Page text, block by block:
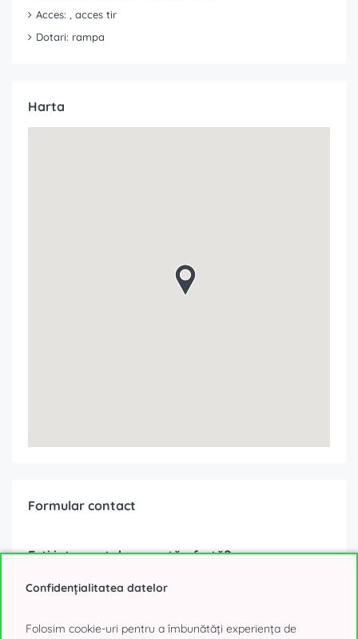
Acces: , acces tir
Dotari: rampa
Harta
Formular contact
Ești interesat de această ofertă?
Confidențialitatea datelor
Folosim cookie-uri pentru a îmbunătăți experiența de